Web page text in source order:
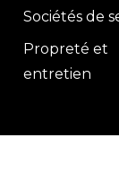
Sociétés de
Propreté et
entretien